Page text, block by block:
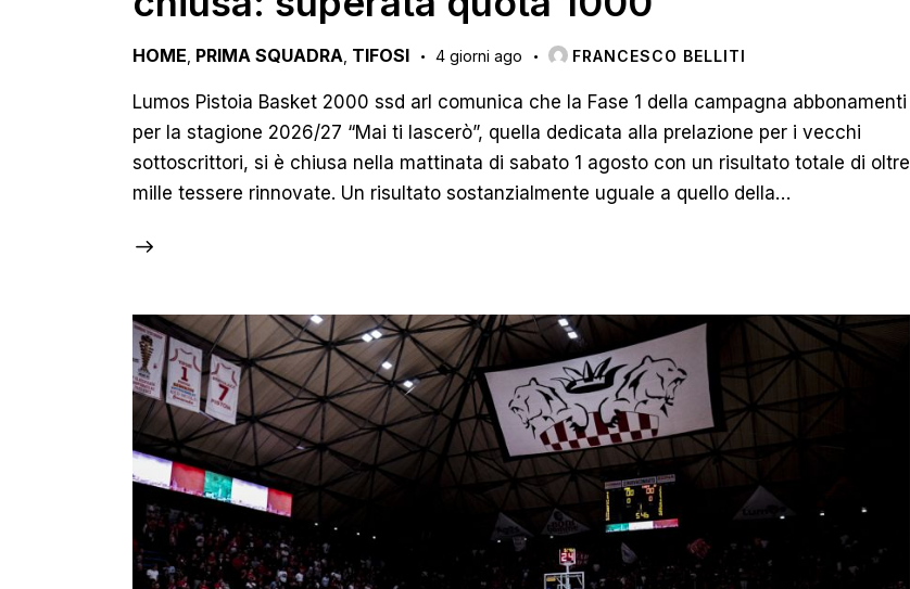
HOME PRIMA SQUADRA TIFOSI 4 giorni ago FRANCESCO BELLITI
Lumos Pistoia Basket 2000 ssd arl comunica che la Fase 1 della campagna abbonamenti
per la stagione 2026/27 “Mai ti lascerò”, quella dedicata alla prelazione per i vecchi
sottoscrittori, si è chiusa nella mattinata di sabato 1 agosto con un risultato totale di oltre
mille tessere rinnovate. Un risultato sostanzialmente uguale a quello della…